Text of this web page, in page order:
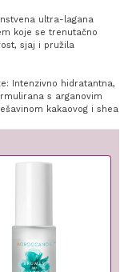
ultra-lagana
koje se trenutačno
sjaj i pružila
Intenzivno hidratantna,
s arganovim
kakaovog i shea